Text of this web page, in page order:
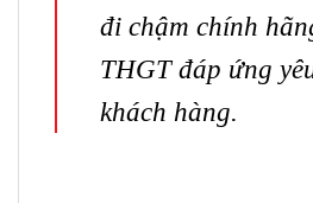
đi chậm chính
THGTđáp ứng
khách hàng.